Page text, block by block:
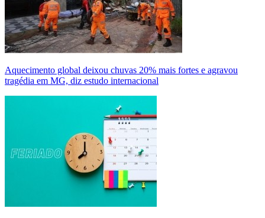
Aquecimento global deixou chuvas 20% mais fortes e agravou
tragédia em MG, diz estudo internacional